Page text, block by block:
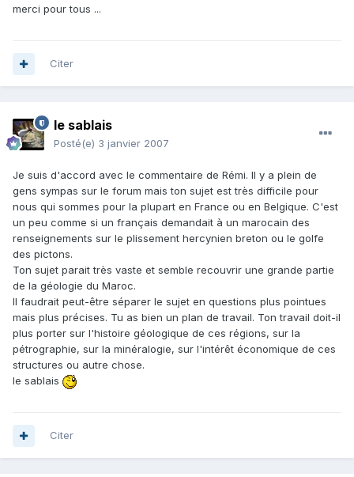
merci pour tous ...
Citer
le sablais
Posté(e) 3 janvier 2007
Je suis d'accord avec le commentaire de Rémi. Il y a plein de
gens sympas sur le forum mais ton sujet est très difficile pour
nous qui sommes pour la plupart en France ou en Belgique. C'est
un peu comme si un français demandait à un marocain des
renseignements sur le plissement hercynien breton ou le golfe
des pictons.
Ton sujet parait très vaste et semble recouvrir une grande partie
de la géologie du Maroc.
Il faudrait peut-être séparer le sujet en questions plus pointues
mais plus précises. Tu as bien un plan de travail. Ton travail doit-il
plus porter sur l'histoire géologique de ces régions, sur la
pétrographie, sur la minéralogie, sur l'intérêt économique de ces
structures ou autre chose.
le sablais
Citer